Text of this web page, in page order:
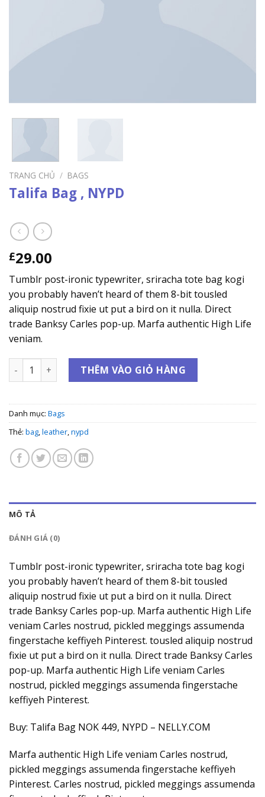
TRANG CHỦ / BAGS
Talifa Bag , NYPD
£29.00
Tumblr post-ironic typewriter, sriracha tote bag kogi
you probably haven’t heard of them 8-bit tousled
aliquip nostrud fixie ut put a bird on it nulla. Direct
trade Banksy Carles pop-up. Marfa authentic High Life
veniam.
Talifa Bag , NYPD số lượngTHÊM VÀO GIỎ HÀNG
Danh mục: Bags
Thẻ: bag,leather,nypd
MÔ TẢ
ĐÁNH GIÁ (0)
Tumblr post-ironic typewriter, sriracha tote bag kogi
you probably haven’t heard of them 8-bit tousled
aliquip nostrud fixie ut put a bird on it nulla. Direct
trade Banksy Carles pop-up. Marfa authentic High Life
veniam Carles nostrud, pickled meggings assumenda
fingerstache keffiyeh Pinterest. tousled aliquip nostrud
fixie ut put a bird on it nulla. Direct trade Banksy Carles
pop-up. Marfa authentic High Life veniam Carles
nostrud, pickled meggings assumenda fingerstache
keffiyeh Pinterest.
Buy: Talifa Bag NOK 449, NYPD – NELLY.COM
Marfa authentic High Life veniam Carles nostrud,
pickled meggings assumenda fingerstache keffiyeh
Pinterest. Carles nostrud, pickled meggings assumenda